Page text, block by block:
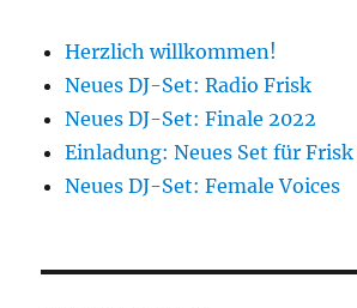
Herzlich willkommen!
Neues DJ-Set: Radio Frisk
Neues DJ-Set: Finale 2022
Einladung: Neues Set für Frisk
Neues DJ-Set: Female Voices